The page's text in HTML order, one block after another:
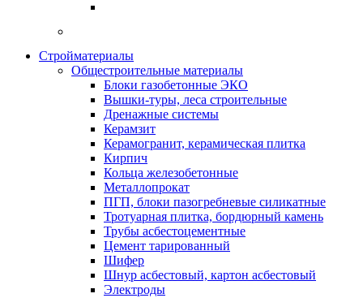
Стройматериалы
Oбщестроительные материалы
Блоки газобетонные ЭКО
Вышки-туры, леса строительные
Дренажные системы
Керамзит
Керамогранит, керамическая плитка
Кирпич
Кольца железобетонные
Металлопрокат
ПГП, блоки пазогребневые силикатные
Тротуарная плитка, бордюрный камень
Трубы асбестоцементные
Цемент тарированный
Шифер
Шнур асбестовый, картон асбестовый
Электроды